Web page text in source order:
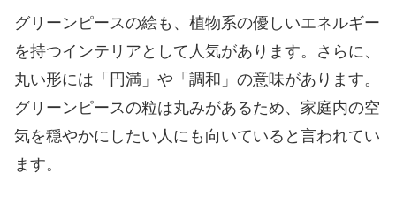
グリーンピースの絵も、植物系の優しいエネルギー
を持つインテリアとして人気があります。さらに、
丸い形には「円満」や「調和」の意味があります。
グリーンピースの粒は丸みがあるため、家庭内の空
気を穏やかにしたい人にも向いていると言われてい
ます。